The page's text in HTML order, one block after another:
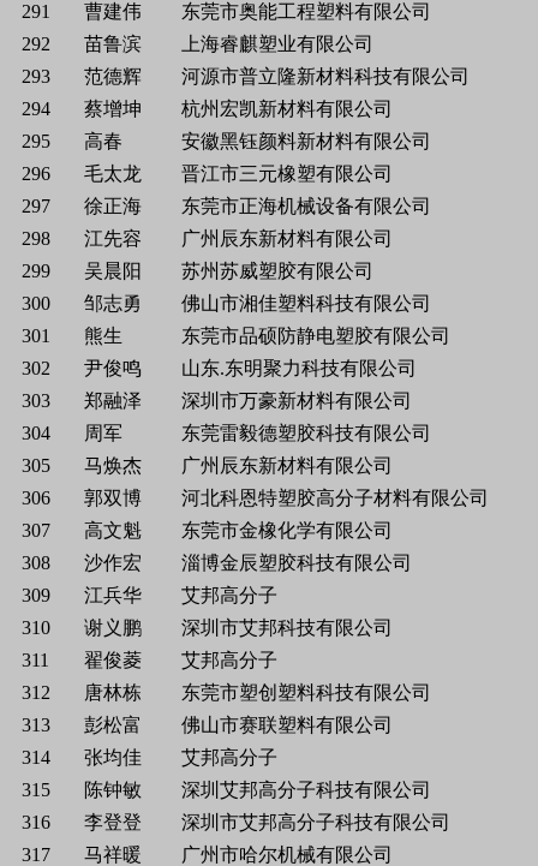
291
曹建伟
东莞市奥能工程塑料有限公司
292
苗鲁滨
上海睿麒塑业有限公司
293
范德辉
河源市普立隆新材料科技有限公司
294
蔡增坤
杭州宏凯新材料有限公司
295
高春
安徽黑钰颜料新材料有限公司
296
毛太龙
晋江市三元橡塑有限公司
297
徐正海
东莞市正海机械设备有限公司
298
江先容
广州辰东新材料有限公司
299
吴晨阳
苏州苏威塑胶有限公司
300
邹志勇
佛山市湘佳塑料科技有限公司
301
熊生
东莞市品硕防静电塑胶有限公司
302
尹俊鸣
山东.东明聚力科技有限公司
303
郑融泽
深圳市万豪新材料有限公司
304
周军
东莞雷毅德塑胶科技有限公司
305
马焕杰
广州辰东新材料有限公司
306
郭双博
河北科恩特塑胶高分子材料有限公司
307
高文魁
东莞市金橡化学有限公司
308
沙作宏
淄博金辰塑胶科技有限公司
309
江兵华
艾邦高分子
310
谢义鹏
深圳市艾邦科技有限公司
311
翟俊菱
艾邦高分子
312
唐林栋
东莞市塑创塑料科技有限公司
313
彭松富
佛山市赛联塑料有限公司
314
张均佳
艾邦高分子
315
陈钟敏
深圳艾邦高分子科技有限公司
316
李登登
深圳市艾邦高分子科技有限公司
317
马祥暖
广州市哈尔机械有限公司